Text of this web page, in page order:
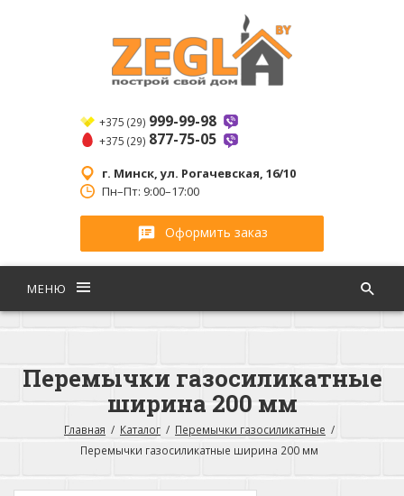
+375 (29) 999-99-98
+375 (29) 877-75-05
г. Минск, ул. Рогачевская, 16/10
Пн–Пт: 9:00–17:00
Оформить заказ
МЕНЮ
Перемычки газосиликатные
ширина 200 мм
Главная Каталог
Перемычки газосиликатные
Перемычки газосиликатные ширина 200 мм